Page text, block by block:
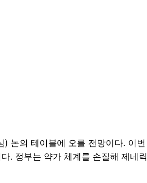
논의 테이블에 오를 전망이다. 이
. 정부는 약가 체계를 손질해 제네